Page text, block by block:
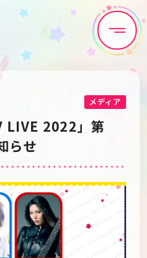
News
Discography
Anime
Media
About
メディア
LIVE 2022」第
らせ